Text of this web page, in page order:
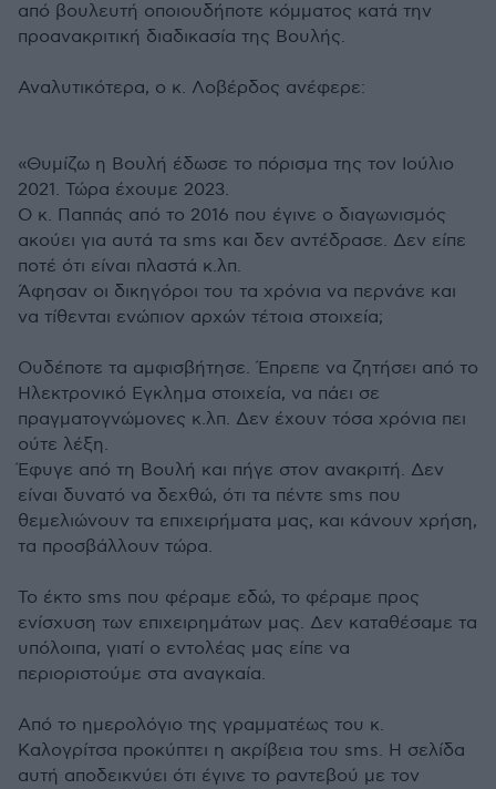
από βουλευτή οποιουδήποτε κόμματος κατά την
προανακριτική διαδικασία της Βουλής.
Αναλυτικότερα, ο κ. Λοβέρδος ανέφερε:
«Θυμίζω η Βουλή έδωσε το πόρισμα της τον Ιούλιο
2021. Τώρα έχουμε 2023.
Ο κ. Παππάς από το 2016 που έγινε ο διαγωνισμός
ακούει για αυτά τα sms και δεν αντέδρασε. Δεν είπε
ποτέ ότι είναι πλαστά κ.λπ.
Άφησαν οι δικηγόροι του τα χρόνια να περνάνε και
να τίθενται ενώπιον αρχών τέτοια στοιχεία;
Ουδέποτε τα αμφισβήτησε. Έπρεπε να ζητήσει από το
Ηλεκτρονικό Εγκλημα στοιχεία, να πάει σε
πραγματογνώμονες κ.λπ. Δεν έχουν τόσα χρόνια πει
ούτε λέξη.
Έφυγε από τη Βουλή και πήγε στον ανακριτή. Δεν
είναι δυνατό να δεχθώ, ότι τα πέντε sms που
θεμελιώνουν τα επιχειρήματα μας, και κάνουν χρήση,
τα προσβάλλουν τώρα.
Το έκτο sms που φέραμε εδώ, το φέραμε προς
ενίσχυση των επιχειρημάτων μας. Δεν καταθέσαμε τα
υπόλοιπα, γιατί ο εντολέας μας είπε να
περιοριστούμε στα αναγκαία.
Από το ημερολόγιο της γραμματέως του κ.
Καλογρίτσα προκύπτει η ακρίβεια του sms. Η σελίδα
αυτή αποδεικνύει ότι έγινε το ραντεβού με τον